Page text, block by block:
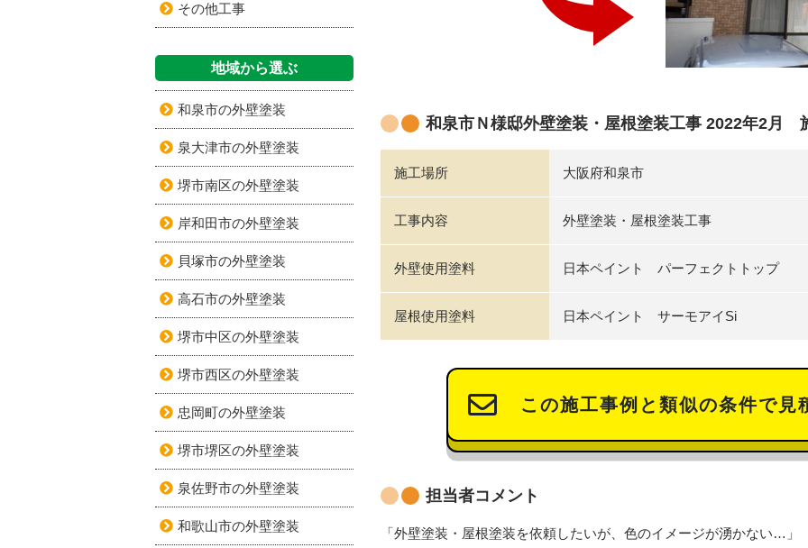
和泉市Ｎ様邸外壁塗装・屋根塗装工事 2022年2月
施工場所 大阪府和泉市
工事内容 外壁塗装・屋根塗装工事
外壁使用塗料 日本ペイント パーフェクトトップ
屋根使用塗料 日本ペイント サーモアイSi
この施工事例と類似の条件で見
担当者コメント
「外壁塗装・屋根塗装を依頼したいが、色のイメージが湧かない…」
その他工事
地域から選ぶ
和泉市の外壁塗装
泉大津市の外壁塗装
堺市南区の外壁塗装
岸和田市の外壁塗装
貝塚市の外壁塗装
高石市の外壁塗装
堺市中区の外壁塗装
堺市西区の外壁塗装
忠岡町の外壁塗装
堺市堺区の外壁塗装
泉佐野市の外壁塗装
和歌山市の外壁塗装